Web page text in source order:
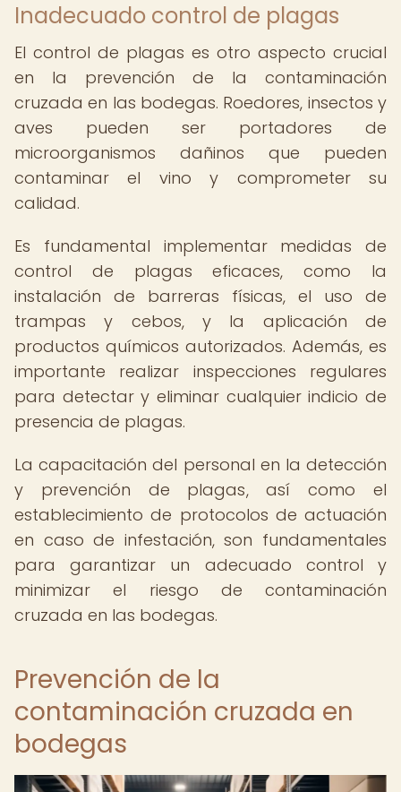
Inadecuado control de plagas
El control de plagas es otro aspecto crucial
en la prevención de la contaminación
cruzada en las bodegas. Roedores, insectos y
aves pueden ser portadores de
microorganismos dañinos que pueden
contaminar el vino y comprometer su
calidad.
Es fundamental implementar medidas de
control de plagas eficaces, como la
instalación de barreras físicas, el uso de
trampas y cebos, y la aplicación de
productos químicos autorizados. Además, es
importante realizar inspecciones regulares
para detectar y eliminar cualquier indicio de
presencia de plagas.
La capacitación del personal en la detección
y prevención de plagas, así como el
establecimiento de protocolos de actuación
en caso de infestación, son fundamentales
para garantizar un adecuado control y
minimizar el riesgo de contaminación
cruzada en las bodegas.
Prevención de la
contaminación cruzada en
bodegas